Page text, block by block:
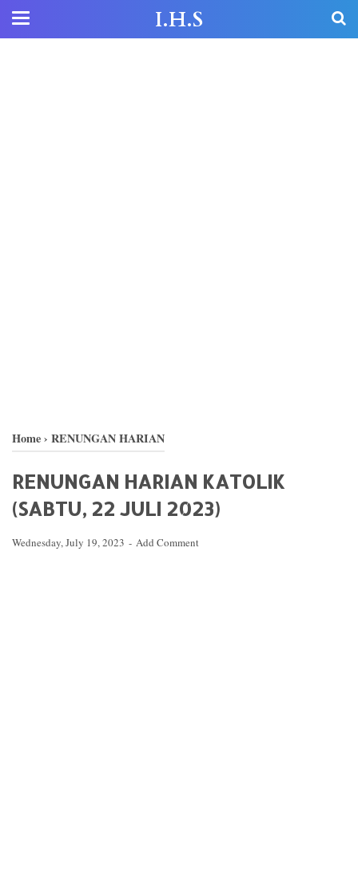
I.H.S
Home› RENUNGAN HARIAN
RENUNGAN HARIAN KATOLIK
(SABTU, 22 JULI 2023)
Wednesday, July 19, 2023 Add Comment